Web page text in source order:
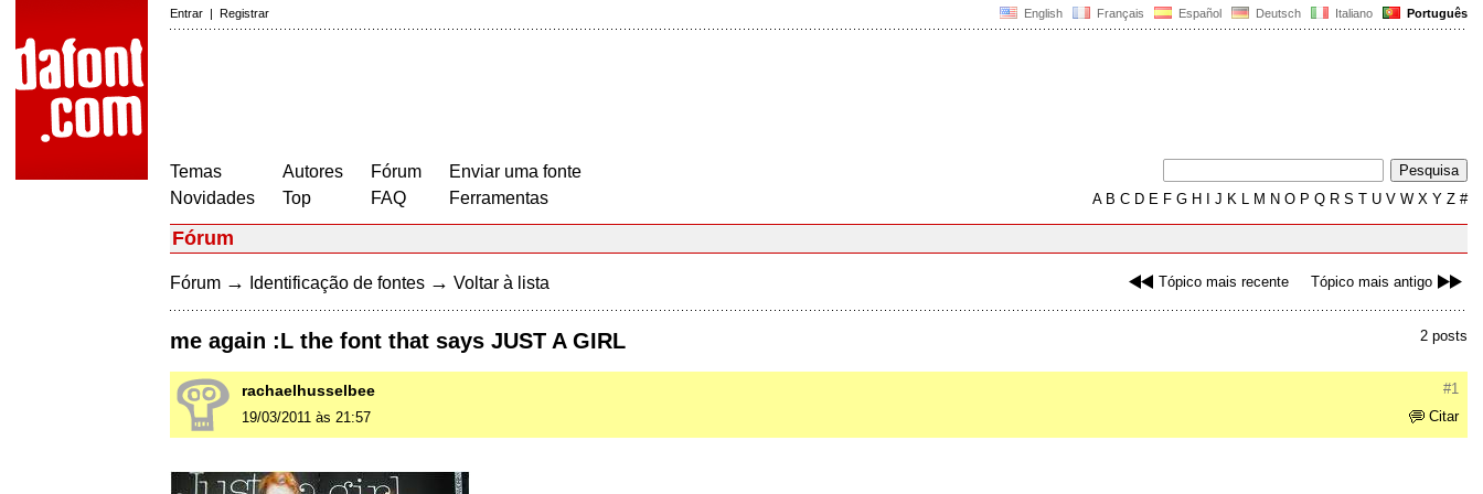
English Français Español Deutsch Italiano Português
Entrar | Registrar
Temas
Novidades
Autores
Top
Fórum
FAQ
Enviar uma fonte
Ferramentas
AB C D E F G H J K L M N O P Q R S T U V W X Y Z #
Fórum
Tópico mais recente Tópico mais antigo
Fórum → Identificação de fontes → Voltar à lista
2 posts
me again :L the font that says JUST A GIRL
#1
rachaelhusselbee
Citar
19/03/2011 às 21:57